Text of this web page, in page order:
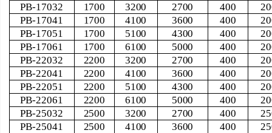
PB-17032
1700 3200 2700 400
PB-17041
1700 4100 3600 400
PB-17051
1700 5100 4300 400
PB-17061
1700 6100 5000 400
PB-22032
2200 3200 2700 400
PB-22041
2200 4100 3600 400
PB-22051
2200 5100 4300 400
PB-22061
2200 6100 5000 400
PB-25032
2500 3200 2700 400
PB-25041
2500 4100 3600 400